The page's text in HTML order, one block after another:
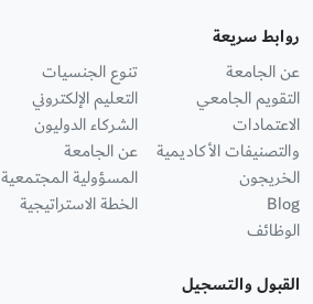
روابط سريعة
عن الجامعة
التقويم الجامعي
الاعتمادات
والتصنيفات الأكاديمية
الخريجون
Blog
الوظائف
تنوع الجنسيات
التعليم الإلكتروني
الشركاء الدوليون
عن الجامعة
المسؤولية المجتمعية
الخطة الاستراتيجية
القبول والتسجيل